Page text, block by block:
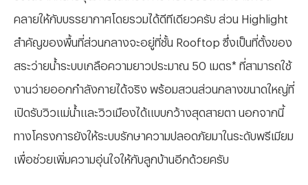
คลายให้กับบรรยากาศโดยรวมได้ดีทีเดียวครับ ส่วน Highlight
สำคัญของพื้นที่ส่วนกลางจะอยู่ที่ชั้น Rooftop ซึ่งเป็นที่ตั้งของ
สระว่ายน้ำระบบเกลือความยาวประมาณ 50 เมตร* ที่สามารถใช้
งานว่ายออกกำลังกายได้จริง พร้อมสวนส่วนกลางขนาดใหญ่ที่
เปิดรับวิวแม่น้ำและวิวเมืองได้แบบกว้างสุดสายตา นอกจากนี้
ทางโครงการยังให้ระบบรักษาความปลอดภัยมาในระดับพรีเมียม
เพื่อช่วยเพิ่มความอุ่นใจให้กับลูกบ้านอีกด้วยครับ